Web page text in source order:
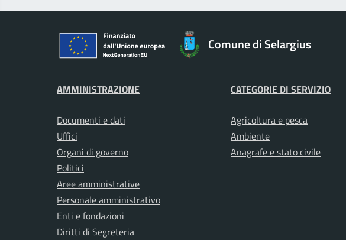
Comune di Selargius
AMMINISTRAZIONE
Documenti e dati
Uffici
Organi di governo
Politici
Aree amministrative
Personale amministrativo
Enti e fondazioni
Diritti di Segreteria
CATEGORIE DI SERVIZIO
Agricoltura e pesca
Ambiente
Anagrafe e stato civile